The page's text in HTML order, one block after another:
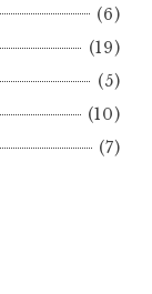
(6)
(19)
(5)
(10)
(7)